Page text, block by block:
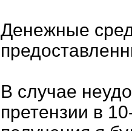
Денежные
В случае
претензии в